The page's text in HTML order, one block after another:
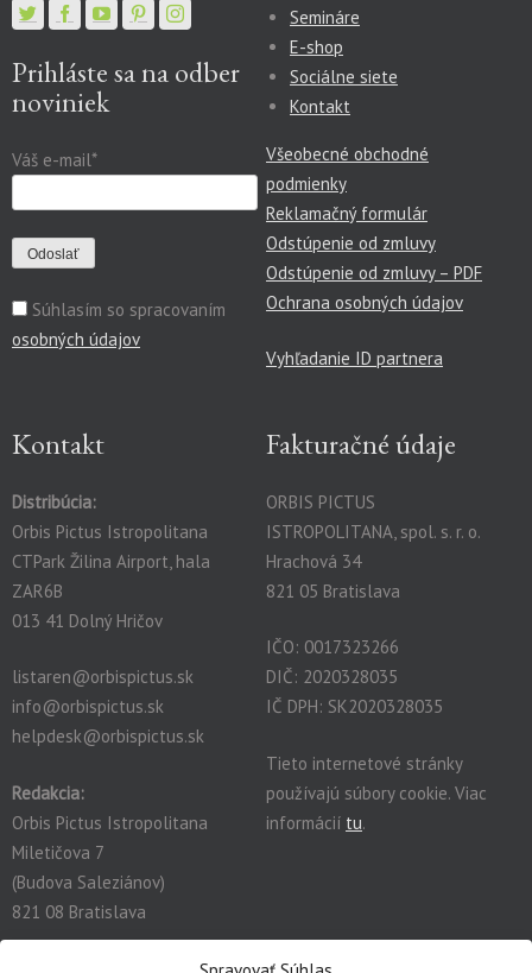
Prihláste sa na odber
noviniek
Váš e-mail*
Súhlasím so spracovaním
osobných údajov
Semináre
E-shop
Sociálne siete
Kontakt
Všeobecné obchodné
podmienky
Reklamačný formulár
Odstúpenie od zmluvy
Odstúpenie od zmluvy – PDF
Ochrana osobných údajov
Vyhľadanie ID partnera
Kontakt
Distribúcia:
Orbis Pictus Istropolitana
CTPark Žilina Airport, hala
ZAR6B
013 41 Dolný Hričov
listaren@orbispictus.sk
info@orbispictus.sk
helpdesk@orbispictus.sk
Redakcia:
Orbis Pictus Istropolitana
Miletičova 7
(Budova Saleziánov)
821 08 Bratislava
Fakturačné údaje
ORBIS PICTUS
ISTROPOLITANA, spol. s. r. o.
Hrachová 34
821 05 Bratislava
IČO: 0017323266
DIČ: 2020328035
IČ DPH: SK2020328035
Tieto internetové stránky
používajú súbory cookie. Viac
informácií tu.